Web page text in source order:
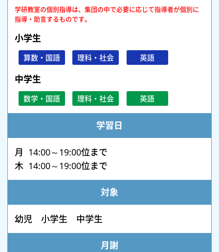
学研教室の個別指導は、集団の中で必要に応じて指導者が個別に
指導・助言するものです。
小学生
算数・国語 理科・社会 英語
中学生
数学・国語 理科・社会 英語
学習日
月 14:00～19:00位まで
木 14:00～19:00位まで
対象
幼児 小学生 中学生
月謝